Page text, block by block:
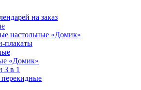
на заказ
настольные «Домик»
плакаты
«Домик»
3 в 1